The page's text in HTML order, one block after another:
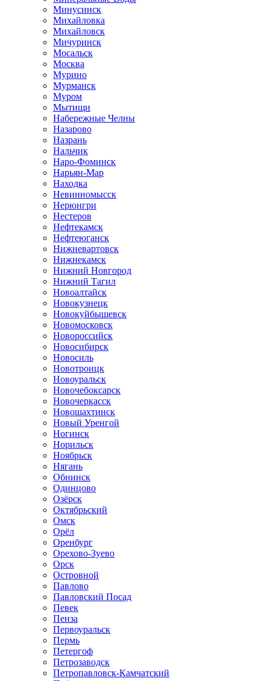
Минусинск
Михайловка
Михайловск
Мичуринск
Мосальск
Москва
Мурино
Мурманск
Муром
Мытищи
Набережные Челны
Назарово
Назрань
Нальчик
Наро-Фоминск
Нарьян-Мар
Находка
Невинномысск
Нерюнгри
Нестеров
Нефтекамск
Нефтеюганск
Нижневартовск
Нижнекамск
Нижний Новгород
Нижний Тагил
Новоалтайск
Новокузнецк
Новокуйбышевск
Новомосковск
Новороссийск
Новосибирск
Новосиль
Новотроицк
Новоуральск
Новочебоксарск
Новочеркасск
Новошахтинск
Новый Уренгой
Ногинск
Норильск
Ноябрьск
Нягань
Обнинск
Одинцово
Озёрск
Октябрьский
Омск
Орёл
Оренбург
Орехово-Зуево
Орск
Островной
Павлово
Павловский Посад
Певек
Пенза
Первоуральск
Пермь
Петергоф
Петрозаводск
Петропавловск-Камчатский